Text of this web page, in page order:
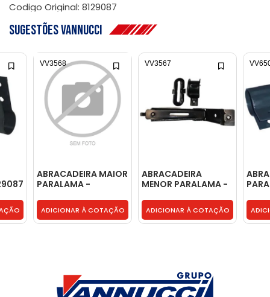
Codigo Original: 8129087
Sugestões Vannucci
ABRACADEIRA MAIOR
PARALAMA -
ADICIONAR À COTAÇÃO
VV3568
ABRACADEIRA
MENOR PARALAMA -
ADICIONAR À COTAÇÃO
VV3567